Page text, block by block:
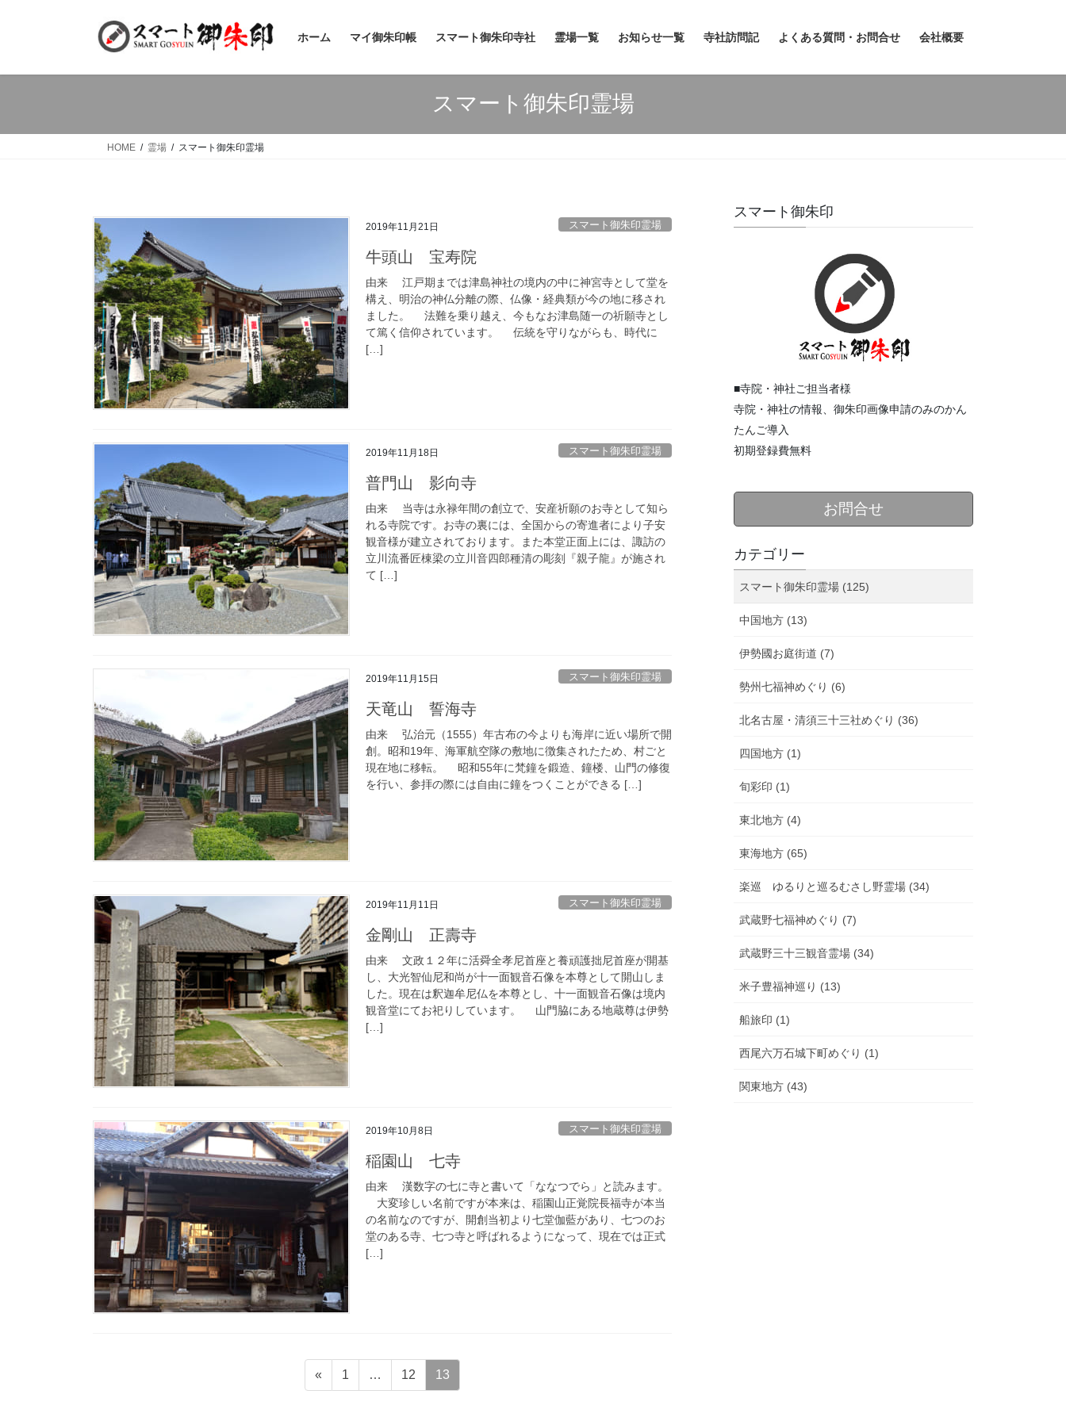
ホーム マイ御朱印帳 スマート御朱印寺社 霊場一覧 お知らせ一覧 寺社訪問記 よくある質問・お問合せ 会社概要
スマート御朱印霊場
HOME 霊場 スマート御朱印霊場
2019年11月21日 スマート御朱印霊場
牛頭山 宝寿院
由来 江戸期までは津島神社の境内の中に神宮寺として堂を
構え、明治の神仏分離の際、仏像・経典類が今の地に移され
ました。 法難を乗り越え、今もなお津島随一の祈願寺とし
て篤く信仰されています。 伝統を守りながらも、時代に
[…]
2019年11月18日 スマート御朱印霊場
普門山 影向寺
由来 当寺は永禄年間の創立で、安産祈願のお寺として知ら
れる寺院です。お寺の裏には、全国からの寄進者により子安
観音様が建立されております。また本堂正面上には、諏訪の
立川流番匠棟梁の立川音四郎種清の彫刻『親子龍』が施され
て […]
2019年11月15日 スマート御朱印霊場
天竜山 誓海寺
由来 弘治元（1555）年古布の今よりも海岸に近い場所で開
創。昭和19年、海軍航空隊の敷地に徴集されたため、村ごと
現在地に移転。 昭和55年に梵鐘を鍛造、鐘楼、山門の修復
を行い、参拝の際には自由に鐘をつくことができる […]
2019年11月11日 スマート御朱印霊場
金剛山 正壽寺
由来 文政１２年に活舜全孝尼首座と養頑護拙尼首座が開基
し、大光智仙尼和尚が十一面観音石像を本尊として開山しま
した。現在は釈迦牟尼仏を本尊とし、十一面観音石像は境内
観音堂にてお祀りしています。 山門脇にある地蔵尊は伊勢
[…]
2019年10月8日 スマート御朱印霊場
稲園山 七寺
由来 漢数字の七に寺と書いて「ななつでら」と読みます。
大変珍しい名前ですが本来は、稲園山正覚院長福寺が本当
の名前なのですが、開創当初より七堂伽藍があり、七つのお
堂のある寺、七つ寺と呼ばれるようになって、現在では正式
[…]
«
固
定
1 …
固
定
12
固
定
13
スマート御朱印
■寺院・神社ご担当者様
寺院・神社の情報、御朱印画像申請のみのかん
たんご導入
初期登録費無料
お問合せ
カテゴリー
スマート御朱印霊場 (125)
中国地方 (13)
伊勢國お庭街道 (7)
勢州七福神めぐり (6)
北名古屋・清須三十三社めぐり (36)
四国地方 (1)
旬彩印 (1)
東北地方 (4)
東海地方 (65)
楽巡 ゆるりと巡るむさし野霊場 (34)
武蔵野七福神めぐり (7)
武蔵野三十三観音霊場 (34)
米子豊福神巡り (13)
船旅印 (1)
西尾六万石城下町めぐり (1)
関東地方 (43)